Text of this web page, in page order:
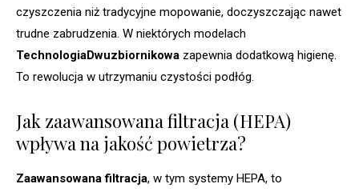
czyszczenia niż tradycyjne mopowanie, doczyszczając nawet
trudne zabrudzenia. W niektórych modelach
TechnologiaDwuzbiornikowa zapewnia dodatkową higienę.
To rewolucja w utrzymaniu czystości podłóg.
Jak zaawansowana filtracja (HEPA)
wpływa na jakość powietrza?
Zaawansowana filtracja, w tym systemy HEPA, to